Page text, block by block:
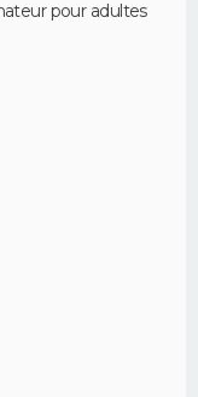
pour adultes